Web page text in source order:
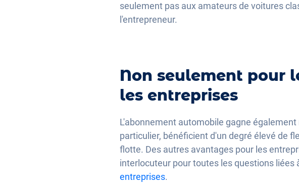
seulement pas aux amateurs de voitures
l'entrepreneur.
Non seulement pour
les entreprises
L'abonnement automobile gagne
particulier, bénéficient d'un degré élevé de
flotte. Des autres avantages pour les
interlocuteur pour toutes les questions
entreprises.